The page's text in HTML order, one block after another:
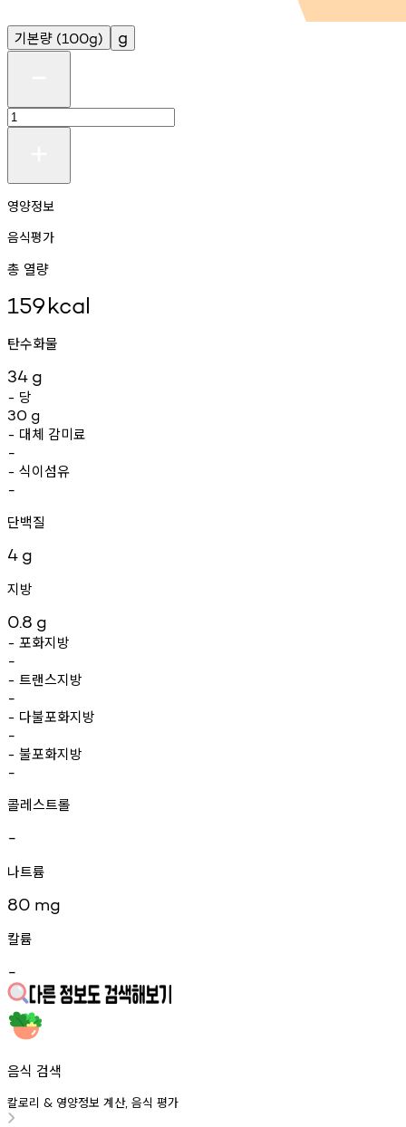
기본량 (100g) g
영양정보
음식평가
총 열량
159kcal
탄수화물
34 g
- 당
30 g
- 대체 감미료
-
- 식이섬유
-
단백질
4 g
지방
0.8 g
- 포화지방
-
- 트랜스지방
-
- 다불포화지방
-
- 불포화지방
-
콜레스트롤
-
나트륨
80 mg
칼륨
-
음식 검색
칼로리 & 영양정보 계산, 음식 평가